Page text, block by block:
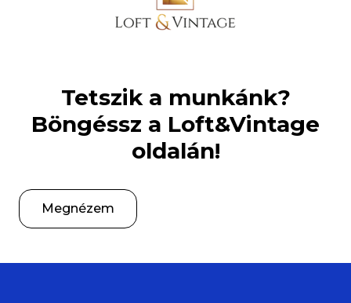
Tetszik a munkánk?
Böngéssz a Loft&Vintage
oldalán!
Megnézem